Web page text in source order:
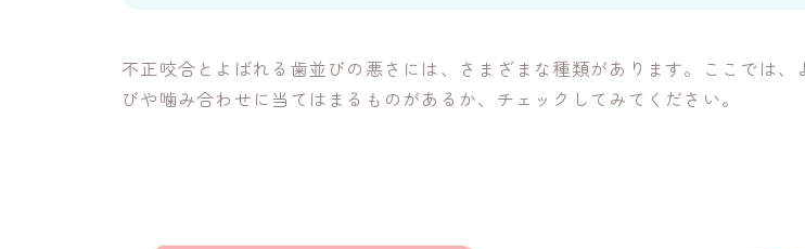
不正咬合とよばれる歯並びの悪さには、さまざまな種類があります。ここでは
びや噛み合わせに当てはまるものがあるか、チェックしてみてください。